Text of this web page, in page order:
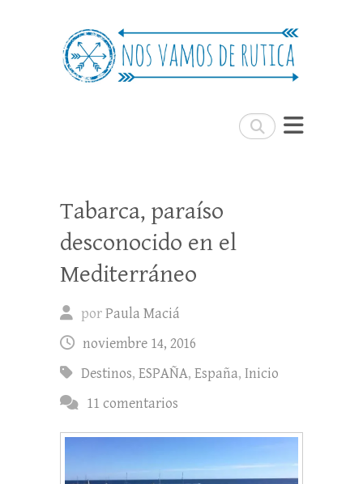
Buscar
Nos Vamos de Rutica
Tabarca, paraíso
desconocido en el
Mediterráneo
porPaula Maciá
noviembre 14, 2016
Destinos, ESPAÑA, España, Inicio
11 comentarios